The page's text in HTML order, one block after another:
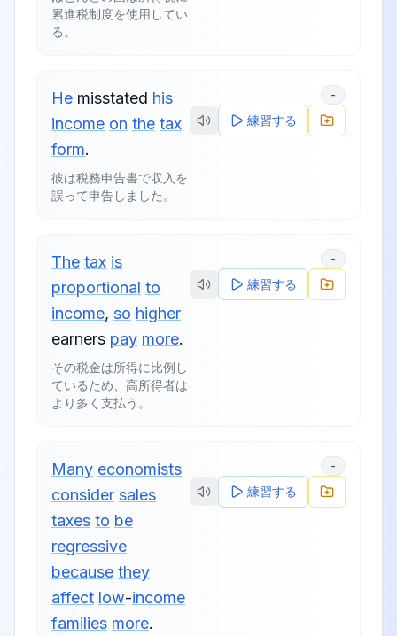
累進税制度を使用してい
る。
He misstated his
income on the tax
form.
彼は税務申告書で収入を
誤って申告しました。
-
練習する
The tax is
proportional to
income, so higher
earners pay more.
その税金は所得に比例し
ているため、高所得者は
より多く支払う。
-
練習する
Many economists
consider sales
taxes to be
regressive
because they
affect low-income
families more.
-
練習する